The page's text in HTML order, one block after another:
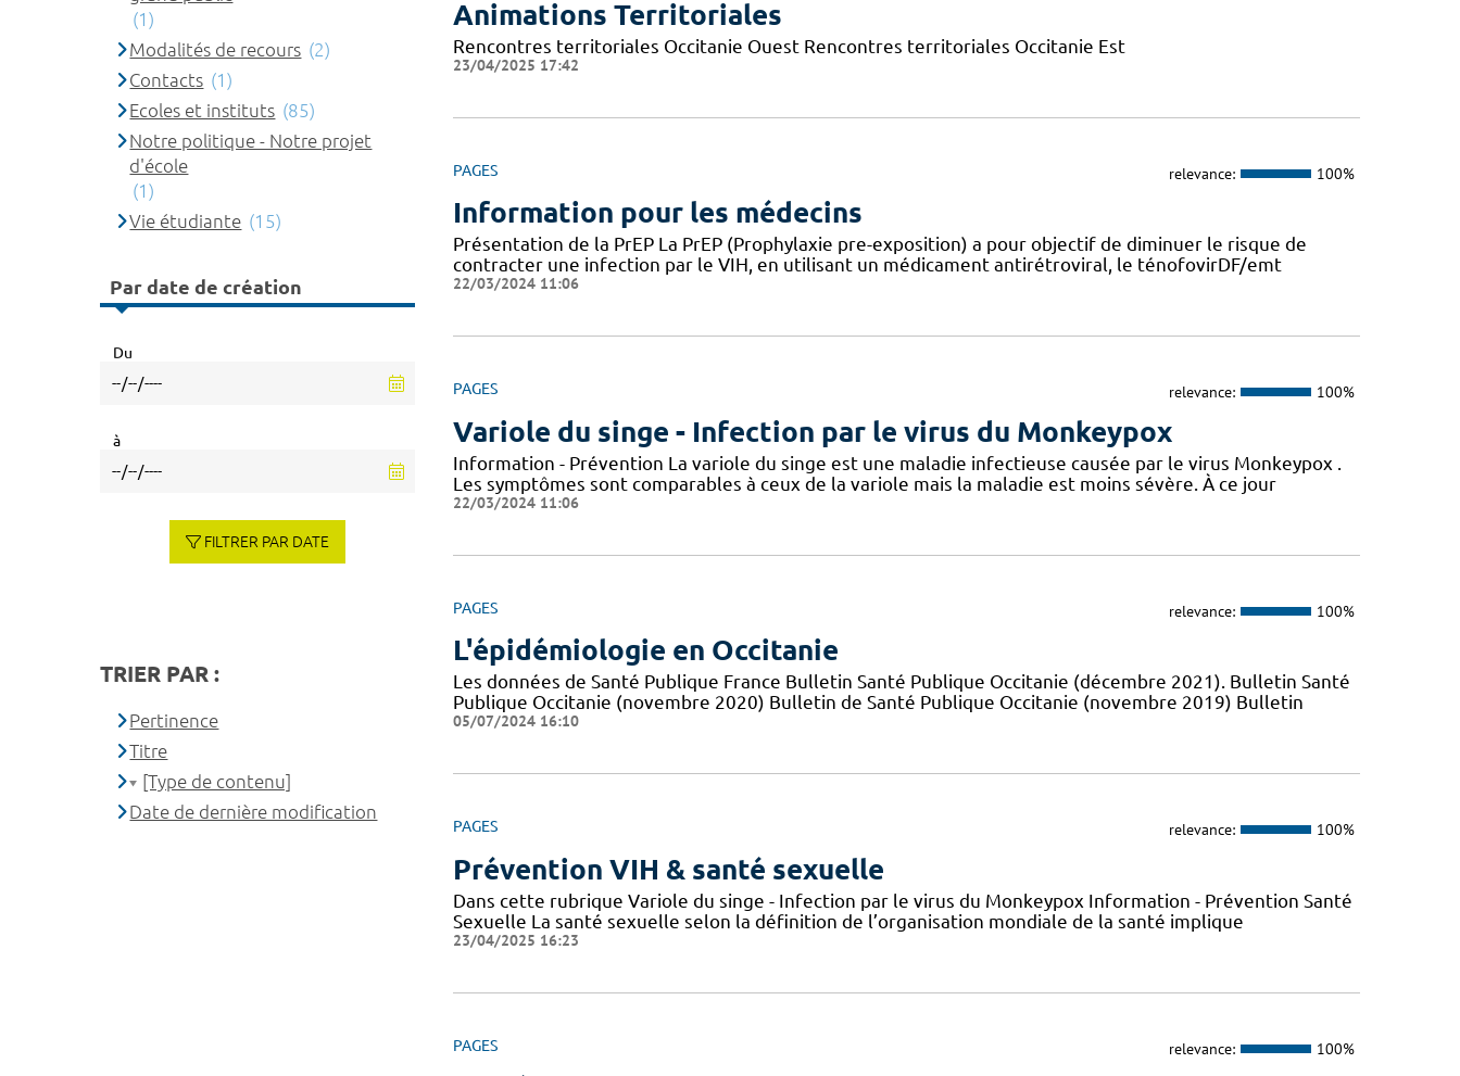
Animations Territoriales
Rencontres territoriales Occitanie Ouest Rencontres territoriales Occitanie Est
23/04/2025 17:42
PAGES relevance: 100%
Information pour les médecins
Présentation de la PrEP La PrEP (Prophylaxie pre-exposition) a pour objectif de diminuer le risque de
contracter une infection par le VIH, en utilisant un médicament antirétroviral, le ténofovirDF/emt
22/03/2024 11:06
PAGES relevance: 100%
Variole du singe - Infection par le virus du Monkeypox
Information - Prévention La variole du singe est une maladie infectieuse causée par le virus Monkeypox .
Les symptômes sont comparables à ceux de la variole mais la maladie est moins sévère. À ce jour
22/03/2024 11:06
PAGES relevance: 100%
L'épidémiologie en Occitanie
Les données de Santé Publique France Bulletin Santé Publique Occitanie (décembre 2021). Bulletin Santé
Publique Occitanie (novembre 2020) Bulletin de Santé Publique Occitanie (novembre 2019) Bulletin
05/07/2024 16:10
PAGES relevance: 100%
Prévention VIH & santé sexuelle
Dans cette rubrique Variole du singe - Infection par le virus du Monkeypox Information - Prévention Santé
Sexuelle La santé sexuelle selon la définition de l’organisation mondiale de la santé implique
23/04/2025 16:23
PAGES relevance: 100%
(1)
Modalités de recours (2)
Contacts (1)
Ecoles et instituts (85)
Notre politique - Notre projet
d'école
(1)
Vie étudiante (15)
Par date de création
Du
à
FILTRER PAR DATE
TRIER PAR :
Pertinence
Titre
[Type de contenu]
Date de dernière modification